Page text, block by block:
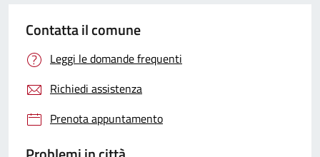
Contatta il comune
Leggi le domande frequenti
Richiedi assistenza
Prenota appuntamento